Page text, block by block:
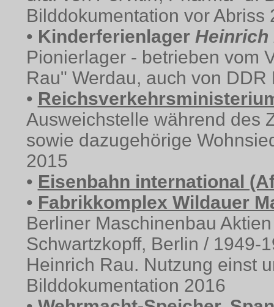
Bilddokumentation vor Abriss
• Kinderferienlager Heinrich
Pionierlager - betrieben vom
Rau" Werdau, auch von
•
Ausweichstelle während des
sowie dazugehörige
2015
• Eisenbahn international
• Fabrikkomplex Wildauer
Berliner Maschinenbau
Schwartzkopff, Berlin / 1949-
Heinrich Rau. Nutzung einst
Bilddokumentation 2016